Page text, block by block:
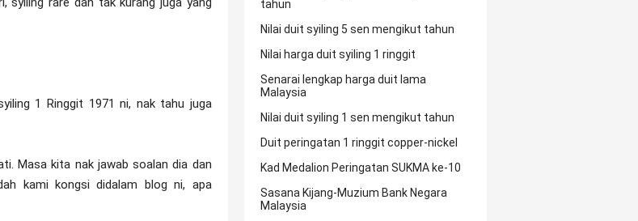
1 Ringgit 1971 ni, nak tahu juga
Masa kita nak jawab soalan dia dan
kami kongsi didalam blog ni, apa
tahun
Nilai duit syiling 5 sen mengikut tahun
Nilai harga duit syiling 1 ringgit
Senarai lengkap harga duit lama
Malaysia
Nilai duit syiling 1 sen mengikut tahun
Duit peringatan 1 ringgit copper-nickel
Kad Medalion Peringatan SUKMA ke-10
Sasana Kijang-Muzium Bank Negara
Malaysia